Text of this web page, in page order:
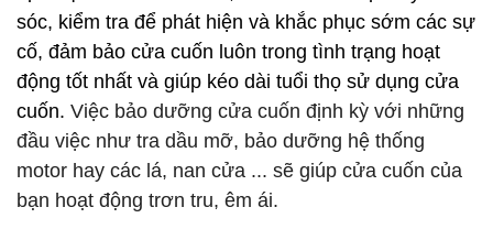
sóc, kiểm tra để phát hiện và khắc phục sớm các sự
cố, đảm bảo cửa cuốn luôn trong tình trạng hoạt
động tốt nhất và giúp kéo dài tuổi thọ sử dụng cửa
cuốn. Việc bảo dưỡng cửa cuốn định kỳ với những
đầu việc như tra dầu mỡ, bảo dưỡng hệ thống
motor hay các lá, nan cửa ... sẽ giúp cửa cuốn của
bạn hoạt động trơn tru, êm ái.